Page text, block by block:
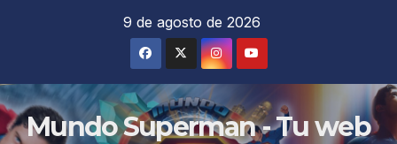
9 de agosto de 2026
Mundo Superman - Tu web